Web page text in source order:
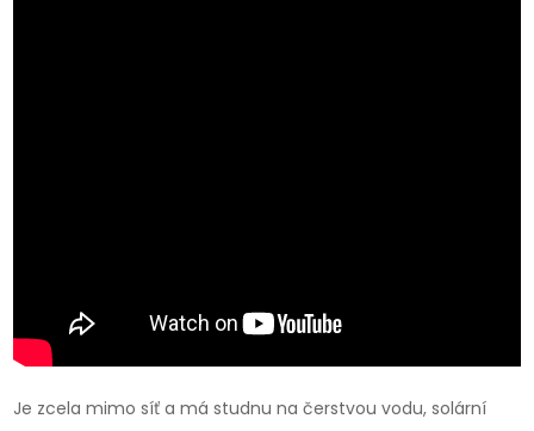
Je zcela mimo síť a má studnu na čerstvou vodu, solární